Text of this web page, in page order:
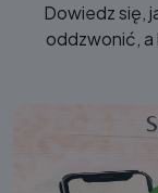
Dowiedz się,
oddzwonić, a